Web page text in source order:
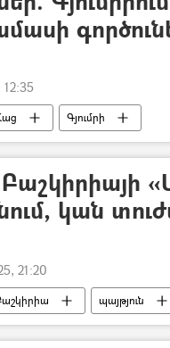
12:35
Գյումրի
Բաշկիրիայի
կան
21:20
պայթյուն